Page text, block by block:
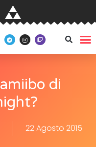
di
22 Agosto 2015